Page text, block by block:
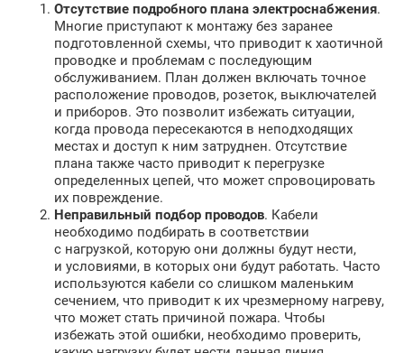
Отсутствие подробного плана электроснабжения.
Многие приступают к монтажу без заранее
подготовленной схемы, что приводит к хаотичной
проводке и проблемам с последующим
обслуживанием. План должен включать точное
расположение проводов, розеток, выключателей
и приборов. Это позволит избежать ситуации,
когда провода пересекаются в неподходящих
местах и доступ к ним затруднен. Отсутствие
плана также часто приводит к перегрузке
определенных цепей, что может спровоцировать
их повреждение.
Неправильный подбор проводов. Кабели
необходимо подбирать в соответствии
с нагрузкой, которую они должны будут нести,
и условиями, в которых они будут работать. Часто
используются кабели со слишком маленьким
сечением, что приводит к их чрезмерному нагреву,
что может стать причиной пожара. Чтобы
избежать этой ошибки, необходимо проверить,